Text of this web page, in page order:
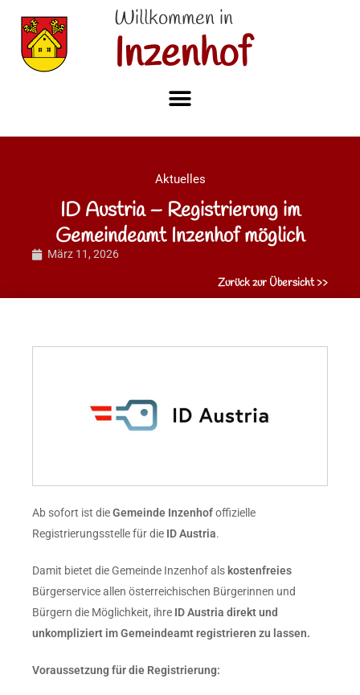
Willkommen in
Inzenhof
Aktuelles
ID Austria – Registrierung im
Gemeindeamt Inzenhof möglich
März 11, 2026
Zurück zur Übersicht >>
Ab sofort ist dieGemeinde Inzenhofoffizielle
Registrierungsstelle für die ID Austria.
Damit bietet die Gemeinde Inzenhof als kostenfreies
Bürgerservice allen österreichischen Bürgerinnen und
Bürgern die Möglichkeit, ihre ID Austria direkt und
unkompliziert im Gemeindeamt registrieren zu lassen.
Voraussetzung für die Registrierung: